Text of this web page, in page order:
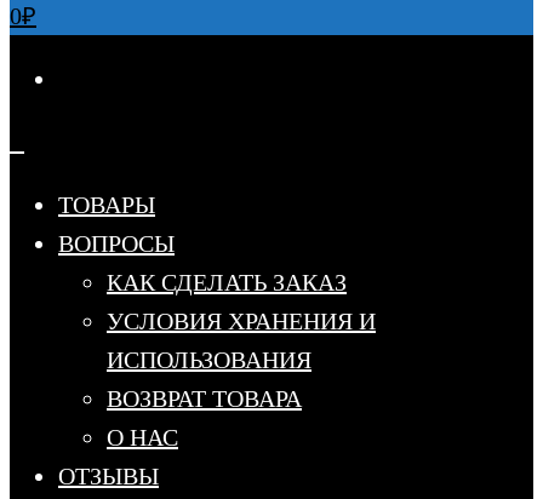
0₽
ТОВАРЫ
ВОПРОСЫ
КАК СДЕЛАТЬ ЗАКАЗ
УСЛОВИЯ ХРАНЕНИЯ И
ИСПОЛЬЗОВАНИЯ
ВОЗВРАТ ТОВАРА
О НАС
ОТЗЫВЫ